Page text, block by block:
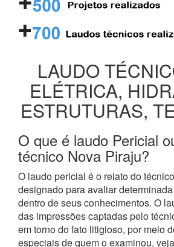
LAUDO
ELÉTRICA,
ESTRUTURAS,
O que é laudo Pericial
técnico Nova Piraju?
O laudo pericial é o relato do
designado para avaliar
dentro de seus conhecimentos. O
das impressões captadas pelo
em torno do fato litigioso, por meio
especiais de quem o examinou,